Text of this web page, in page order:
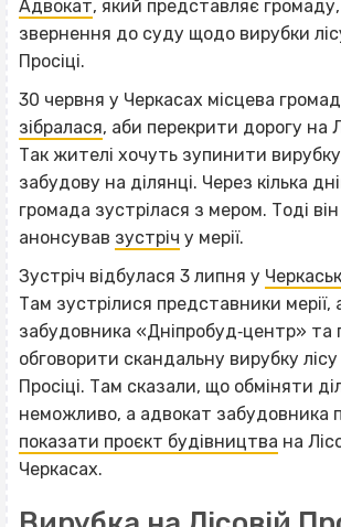
Адвокат, який представляє
звернення до суду щодо вирубки
Просіці.
30 червня у Черкасах місцева
зібралася, аби перекрити дорогу на
Так жителі хочуть зупинити
забудову на ділянці. Через кілька
громада зустрілася з мером. Тоді він
анонсував зустріч у мерії.
Зустріч відбулася 3 липня у
Там зустрілися представники мерії,
забудовника «Дніпробуд‐центр» та
обговорити скандальну вирубку лісу
Просіці. Там сказали, що обміняти
неможливо, а адвокат забудовника
показати проєкт будівництва на
Черкасах.